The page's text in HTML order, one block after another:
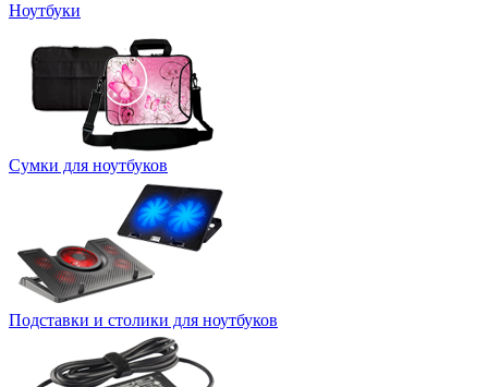
Ноутбуки
Сумки для ноутбуков
Подставки и столики для ноутбуков